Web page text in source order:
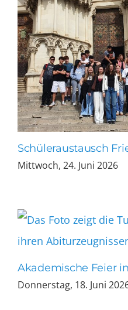
Schüleraustausch
Mittwoch, 24. Juni 2026
Akademische Feier
Donnerstag, 18. Juni